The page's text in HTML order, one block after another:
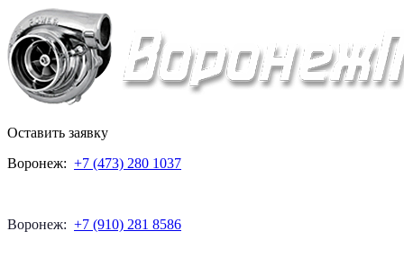
Оставить заявку
Воронеж: +7 (473) 280 1037
Воронеж: +7 (910) 281 8586